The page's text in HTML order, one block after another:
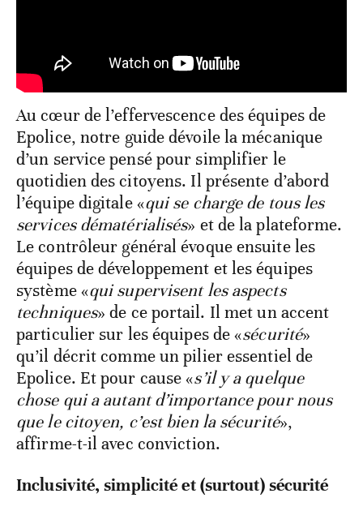
Au cœur de l’effervescence des équipes de
Epolice, notre guide dévoile la mécanique
d’un service pensé pour simplifier le
quotidien des citoyens. Il présente d’abord
l’équipe digitale «qui se charge de tous les
services dématérialisés» et de la plateforme.
Le contrôleur général évoque ensuite les
équipes de développement et les équipes
système «qui supervisent les aspects
techniques» de ce portail. Il met un accent
particulier sur les équipes de «sécurité»
qu’il décrit comme un pilier essentiel de
Epolice. Et pour cause «s’il y a quelque
chose qui a autant d’importance pour nous
que le citoyen, c’est bien la sécurité»,
affirme-t-il avec conviction.
Inclusivité, simplicité et (surtout) sécurité